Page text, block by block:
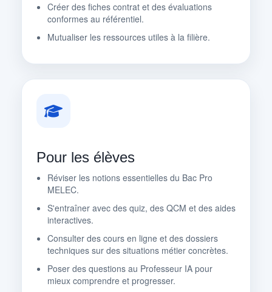
Créer des fiches contrat et des évaluations
conformes au référentiel.
Mutualiser les ressources utiles à la filière.
Pour les élèves
Réviser les notions essentielles du Bac Pro
MELEC.
S'entraîner avec des quiz, des QCM et des aides
interactives.
Consulter des cours en ligne et des dossiers
techniques sur des situations métier concrètes.
Poser des questions au Professeur IA pour
mieux comprendre et progresser.